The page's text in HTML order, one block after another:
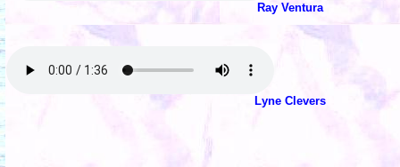
Ray Ventura
Lyne Clevers